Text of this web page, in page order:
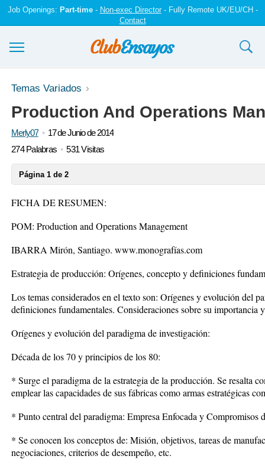
Job Openings: Part-time- Non-exec Director- Fully Remote UK/EU/CH -
Contact
Ensayos y trabajos
Registrarse
Iniciar sesión
Temas Variados
Production And Operations
Merly07
17 de Junio de 2014
274 Palabras
531 Visitas
Página 1 de 2
FICHA DE RESUMEN:
POM: Production and Operations Management
IBARRA Mirón, Santiago. www.monografías.com
Estrategia de producción: Orígenes, concepto y definiciones
Los temas considerados en el texto son: Orígenes y evolución del
definiciones fundamentales. Consideraciones sobre su importancia
Orígenes y evolución del paradigma de investigación:
Década de los 70 y principios de los 80:
* Surge el paradigma de la estrategia de la producción. Se resalta
emplear las capacidades de sus fábricas como armas estratégicas
* Punto central del paradigma: Empresa Enfocada y Compromisos
* Se conocen los conceptos de: Misión, objetivos, tareas de
negociaciones, criterios de desempeño, etc.